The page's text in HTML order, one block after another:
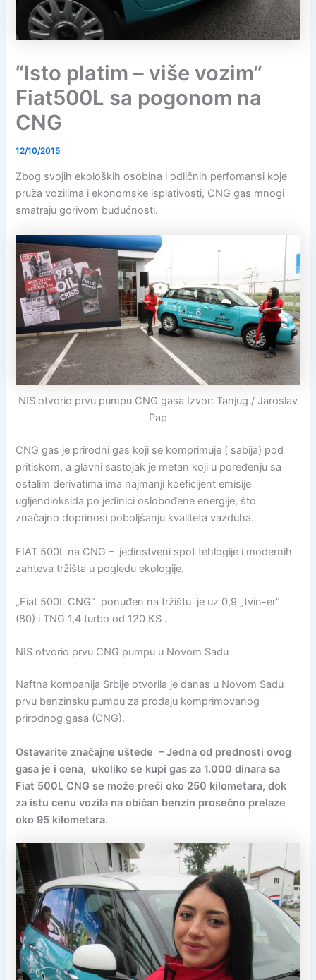
“Isto platim – više vozim”
Fiat500L sa pogonom na
CNG
12/10/2015
Zbog svojih ekoloških osobina i odličnih perfomansi koje
pruža vozilima i ekonomske isplativosti, CNG gas mnogi
smatraju gorivom budućnosti.
NIS otvorio prvu pumpu CNG gasa Izvor: Tanjug / Jaroslav
Pap
CNG gas je prirodni gas koji se komprimuje ( sabija) pod
pritiskom, a glavni sastojak je metan koji u poređenju sa
ostalim derivatima ima najmanji koeficijent emisije
ugljendioksida po jedinici oslobođene energije, što
značajno doprinosi poboljšanju kvaliteta vazduha.
FIAT 500L na CNG – jedinstveni spot tehlogije i modernih
zahteva tržišta u pogledu ekologije.
„Fiat 500L CNG“ ponuđen na tržištu je uz 0,9 „tvin-er“
(80) i TNG 1,4 turbo od 120 KS .
NIS otvorio prvu CNG pumpu u Novom Sadu
Naftna kompanija Srbije otvorila je danas u Novom Sadu
prvu benzinsku pumpu za prodaju komprimovanog
prirodnog gasa (CNG).
Ostavarite značajne uštede – Jedna od prednosti ovog
gasa je i cena, ukoliko se kupi gas za 1.000 dinara sa
Fiat 500L CNG se može preći oko 250 kilometara, dok
za istu cenu vozila na običan benzin prosečno prelaze
oko 95 kilometara.